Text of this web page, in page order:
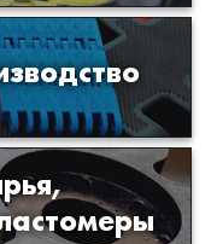
пластиков
либо
заказчика